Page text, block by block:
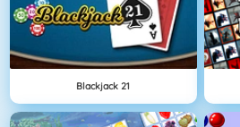
Blackjack 21